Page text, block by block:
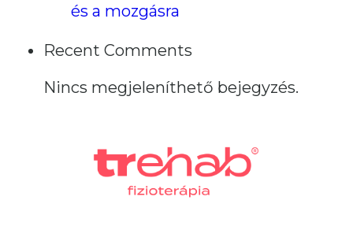
és a mozgásra
Recent Comments
Nincs megjeleníthető bejegyzés.